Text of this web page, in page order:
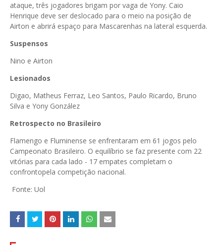
ataque, três jogadores brigam por vaga de Yony. Caio
Henrique deve ser deslocado para o meio na posição de
Airton e abrirá espaço para Mascarenhas na lateral esquerda.
Suspensos
Nino e Airton
Lesionados
Digao, Matheus Ferraz, Leo Santos, Paulo Ricardo, Bruno
Silva e Yony González
Retrospecto no Brasileiro
Flamengo e Fluminense se enfrentaram em 61 jogos pelo
Campeonato Brasileiro. O equilíbrio se faz presente com 22
vitórias para cada lado - 17 empates completam o
confrontopela competição nacional.
Fonte: Uol